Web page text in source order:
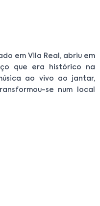
em Vila Real, abriu em
que era histórico na
ao vivo ao jantar,
se num local